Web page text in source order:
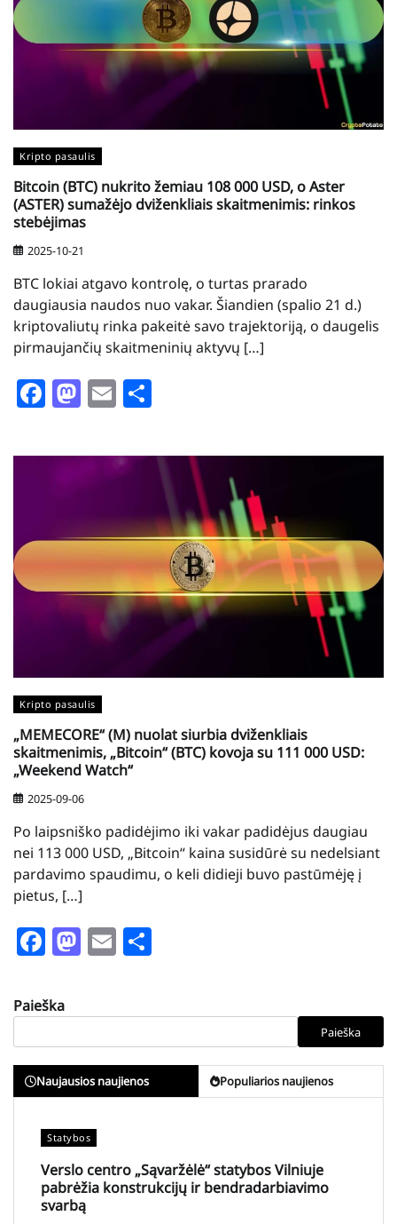
Kripto pasaulis
Bitcoin (BTC) nukrito žemiau 108 000 USD, o Aster
(ASTER) sumažėjo dviženkliais skaitmenimis: rinkos
stebėjimas
2025-10-21
BTC lokiai atgavo kontrolę, o turtas prarado
daugiausia naudos nuo vakar. Šiandien (spalio 21 d.)
kriptovaliutų rinka pakeitė savo trajektoriją, o daugelis
pirmaujančių skaitmeninių aktyvų […]
Facebook
Mastodon
Email
Kripto pasaulis
„MEMECORE“ (M) nuolat siurbia dviženkliais
skaitmenimis, „Bitcoin“ (BTC) kovoja su 111 000 USD:
„Weekend Watch“
2025-09-06
Po laipsniško padidėjimo iki vakar padidėjus daugiau
nei 113 000 USD, „Bitcoin“ kaina susidūrė su nedelsiant
pardavimo spaudimu, o keli didieji buvo pastūmėję į
pietus, […]
Facebook
Mastodon
Email
Paieška
Paieška
Naujausios naujienos Populiarios naujienos
Statybos
Verslo centro „Sąvaržėlė“ statybos Vilniuje
pabrėžia konstrukcijų ir bendradarbiavimo
svarbą